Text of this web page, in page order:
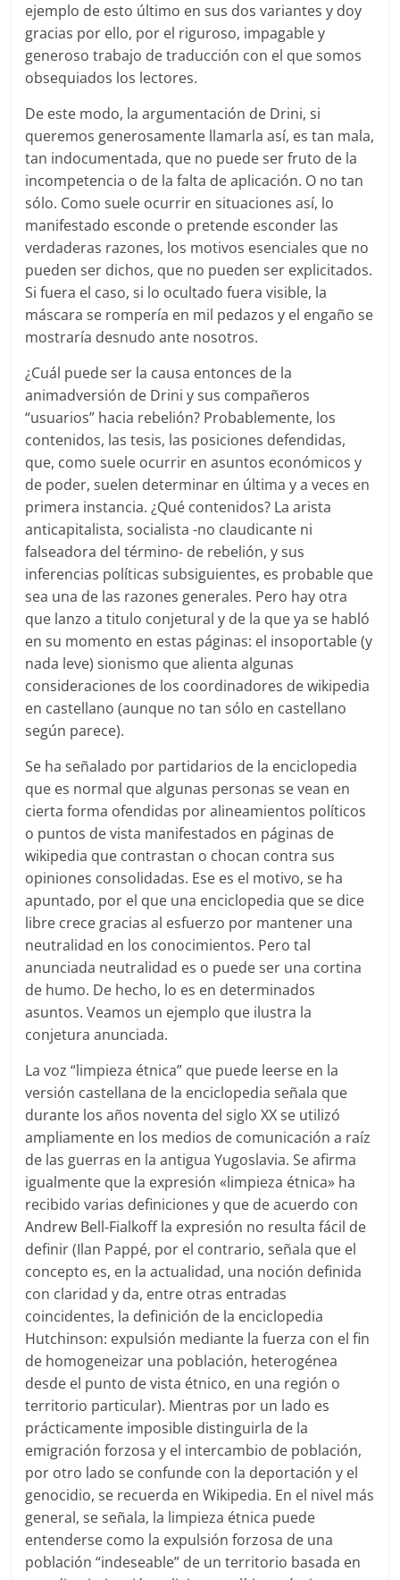
ejemplo de esto último en sus dos variantes y doy
gracias por ello, por el riguroso, impagable y
generoso trabajo de traducción con el que somos
obsequiados los lectores.
De este modo, la argumentación de Drini, si
queremos generosamente llamarla así, es tan mala,
tan indocumentada, que no puede ser fruto de la
incompetencia o de la falta de aplicación. O no tan
sólo. Como suele ocurrir en situaciones así, lo
manifestado esconde o pretende esconder las
verdaderas razones, los motivos esenciales que no
pueden ser dichos, que no pueden ser explicitados.
Si fuera el caso, si lo ocultado fuera visible, la
máscara se rompería en mil pedazos y el engaño se
mostraría desnudo ante nosotros.
¿Cuál puede ser la causa entonces de la
animadversión de Drini y sus compañeros
“usuarios” hacia rebelión? Probablemente, los
contenidos, las tesis, las posiciones defendidas,
que, como suele ocurrir en asuntos económicos y
de poder, suelen determinar en última y a veces en
primera instancia. ¿Qué contenidos? La arista
anticapitalista, socialista -no claudicante ni
falseadora del término- de rebelión, y sus
inferencias políticas subsiguientes, es probable que
sea una de las razones generales. Pero hay otra
que lanzo a titulo conjetural y de la que ya se habló
en su momento en estas páginas: el insoportable (y
nada leve) sionismo que alienta algunas
consideraciones de los coordinadores de wikipedia
en castellano (aunque no tan sólo en castellano
según parece).
Se ha señalado por partidarios de la enciclopedia
que es normal que algunas personas se vean en
cierta forma ofendidas por alineamientos políticos
o puntos de vista manifestados en páginas de
wikipedia que contrastan o chocan contra sus
opiniones consolidadas. Ese es el motivo, se ha
apuntado, por el que una enciclopedia que se dice
libre crece gracias al esfuerzo por mantener una
neutralidad en los conocimientos. Pero tal
anunciada neutralidad es o puede ser una cortina
de humo. De hecho, lo es en determinados
asuntos. Veamos un ejemplo que ilustra la
conjetura anunciada.
La voz “limpieza étnica” que puede leerse en la
versión castellana de la enciclopedia señala que
durante los años noventa del siglo XX se utilizó
ampliamente en los medios de comunicación a raíz
de las guerras en la antigua Yugoslavia. Se afirma
igualmente que la expresión «limpieza étnica» ha
recibido varias definiciones y que de acuerdo con
Andrew Bell-Fialkoff la expresión no resulta fácil de
definir (Ilan Pappé, por el contrario, señala que el
concepto es, en la actualidad, una noción definida
con claridad y da, entre otras entradas
coincidentes, la definición de la enciclopedia
Hutchinson: expulsión mediante la fuerza con el fin
de homogeneizar una población, heterogénea
desde el punto de vista étnico, en una región o
territorio particular). Mientras por un lado es
prácticamente imposible distinguirla de la
emigración forzosa y el intercambio de población,
por otro lado se confunde con la deportación y el
genocidio, se recuerda en Wikipedia. En el nivel más
general, se señala, la limpieza étnica puede
entenderse como la expulsión forzosa de una
población “indeseable” de un territorio basada en